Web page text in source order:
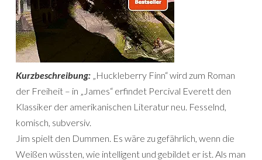
Kurzbeschreibung: „Huckleberry Finn“ wird zum Roman
der Freiheit – in „James“ erfindet Percival Everett den
Klassiker der amerikanischen Literatur neu. Fesselnd,
komisch, subversiv.
Jim spielt den Dummen. Es wäre zu gefährlich, wenn die
Weißen wüssten, wie intelligent und gebildet er ist. Als man